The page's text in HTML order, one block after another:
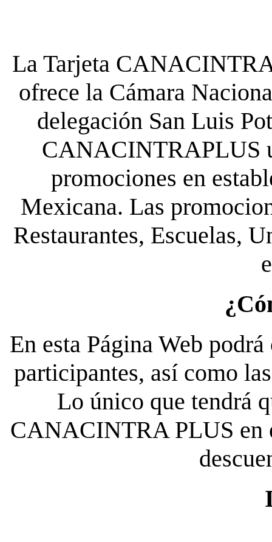
La Tarjeta
ofrece la Cámara
delegación San Luis
CANACINTRAPLUS
promociones en
Mexicana. Las
Restaurantes, Escuelas,
En esta Página Web
participantes, así como
Lo único que tendrá
CANACINTRA PLUS en